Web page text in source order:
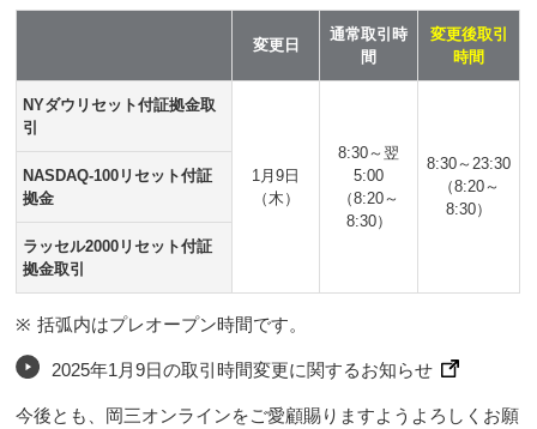
変更日
通常取引時
間
変更後取引
時間
NYダウリセット付証拠金取
引
1月9日
（木）
8:30～翌
5:00
（8:20～
8:30）
8:30～23:30
（8:20～
8:30）
NASDAQ-100リセット付証
拠金
ラッセル2000リセット付証
拠金取引
※ 括弧内はプレオープン時間です。
2025年1月9日の取引時間変更に関するお知らせ
今後とも、岡三オンラインをご愛顧賜りますようよろしくお願